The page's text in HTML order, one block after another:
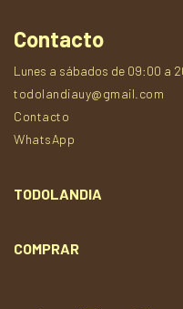
Contacto
Lunes a sábados de 09:00 a
todolandiauy@gmail.com
Contacto
WhatsApp
TODOLANDIA
COMPRAR